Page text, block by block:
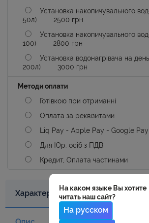
Установка накопичувального
50л)
2500 грн
Установка накопичувального
100)
2800 грн
Установка водонагрівача на
200л)
3000 грн
Методи оплати
Готівкою при отриманні
Оплата за реквізитами
Liq Pay - Apple Pay - Google Pay
Для Юр. осіб з ПДВ
Кредит, Оплата частинами
Характеристики
На каком языке Вы хотите
читать наш сайт?
На русском